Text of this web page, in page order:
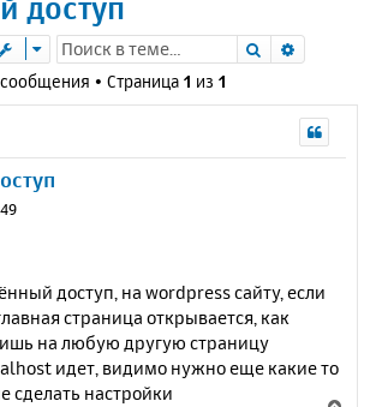
Поиск
• Страница 1 из 1
доступ, на wordpress сайту, если
страница открывается, как
на любую другую страницу
идет, видимо нужно еще какие то
сделать настройки